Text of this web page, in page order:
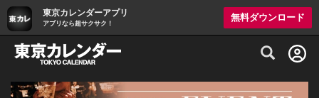
東京カレンダーアプリ
アプリなら超サクサク！
無料ダウンロード
グルメ情報・プレミアムレストラン予約